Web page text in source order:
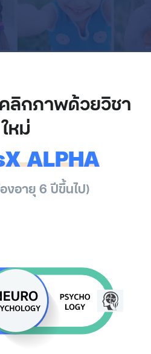
ลิกภาพด้วยวิชา
ใหม่
ALPHA
งอายุ 6 ปีขึ้นไป)